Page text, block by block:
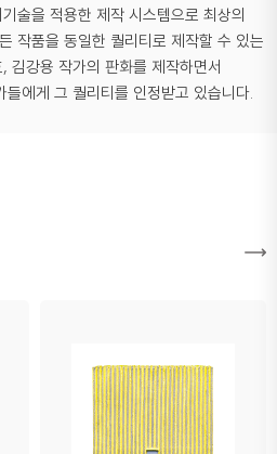
술을 적용한 제작 시스템으로 최상의
작품을 동일한 퀄리티로 제작할 수 있는
김강용 작가의 판화를 제작하면서
에게 그 퀄리티를 인정받고 있습니다.